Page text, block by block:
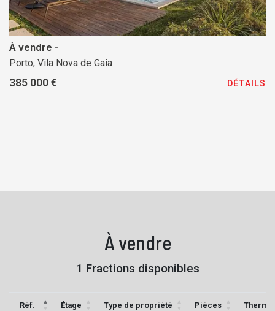
À vendre -
Porto, Vila Nova de Gaia
385 000 € DÉTAILS
À vendre
1 Fractions disponibles
Réf. Étage Type de propriété Pièces